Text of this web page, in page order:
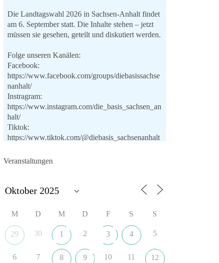
Die Landtagswahl 2026 in Sachsen-Anhalt findet
am 6. September statt. Die Inhalte stehen – jetzt
müssen sie gesehen, geteilt und diskutiert werden.
Folge unseren Kanälen:
Facebook:
https://www.facebook.com/groups/diebasissachse
nanhalt/
Instragram:
https://www.instagram.com/die_basis_sachsen_an
halt/
Tiktok:
https://www.tiktok.com/@diebasis_sachsenanhalt
Youtube:
🟩🟩🟦🟦🟥🟥🟧🟧
Like, teile und kommentiere unsere Beiträge,
wir stehen und warum es sich lohnt, dieBasis zu
wählen.
https://diebasis-st.de/wahlprogramm/
Veranstaltungen
M D M D F S S
29 30 1 2 3 4 5
6 7 8 9 10 11 12